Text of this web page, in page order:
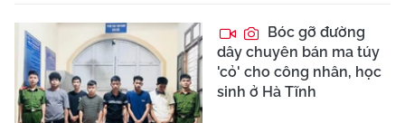
Bóc gỡ đường
dây chuyên bán ma túy
'cỏ' cho công nhân, học
sinh ở Hà Tĩnh